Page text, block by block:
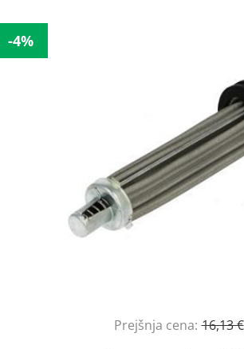
-4%
Prejšnja cena: 16,13 €